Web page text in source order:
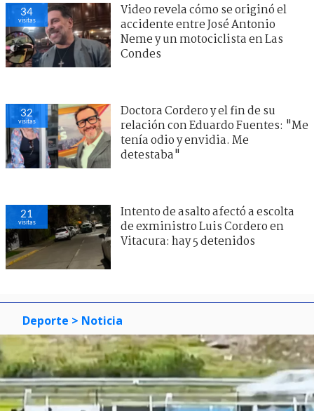
34
visitas
Video revela cómo se originó el
accidente entre José Antonio
Neme y un motociclista en Las
Condes
32
visitas
Doctora Cordero y el fin de su
relación con Eduardo Fuentes: "Me
tenía odio y envidia. Me
detestaba"
21
visitas
Intento de asalto afectó a escolta
de exministro Luis Cordero en
Vitacura: hay 5 detenidos
Deporte > Noticia